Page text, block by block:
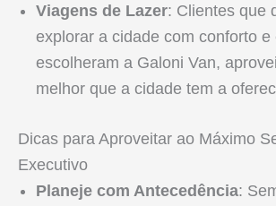
Viagens de Lazer: Clientes que
explorar a cidade com conforto e
escolheram a Galoni Van,
melhor que a cidade tem a
Dicas para Aproveitar ao Máximo
Executivo
Planeje com Antecedência: